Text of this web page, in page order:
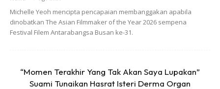
Michelle Yeoh mencipta pencapaian membanggakan apabila
dinobatkan The Asian Filmmaker of the Year 2026 sempena
Festival Filem Antarabangsa Busan ke-31.
“Momen Terakhir Yang Tak Akan Saya Lupakan”
Suami Tunaikan Hasrat Isteri Derma Organ